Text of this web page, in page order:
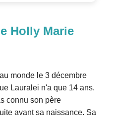
Holly Marie
monde le 3 décembre
Lauralei n'a que 14 ans.
connu son père
avant sa naissance. Sa